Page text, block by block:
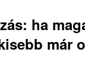
ha
már